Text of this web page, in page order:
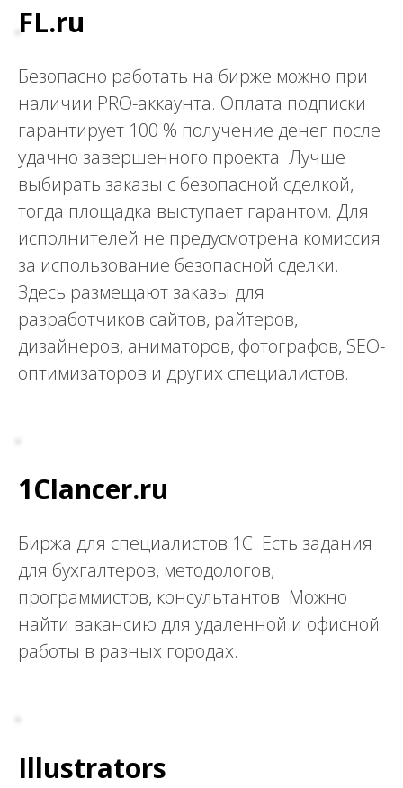
FL.ru
Безопасно работать на бирже можно при
наличии PRO-аккаунта. Оплата подписки
гарантирует 100 % получение денег после
удачно завершенного проекта. Лучше
выбирать заказы с безопасной сделкой,
тогда площадка выступает гарантом. Для
исполнителей не предусмотрена комиссия
за использование безопасной сделки.
Здесь размещают заказы для
разработчиков сайтов, райтеров,
дизайнеров, аниматоров, фотографов, SEO-
оптимизаторов и других специалистов.
1Clancer.ru
Биржа для специалистов 1С. Есть задания
для бухгалтеров, методологов,
программистов, консультантов. Можно
найти вакансию для удаленной и офисной
работы в разных городах.
Illustrators